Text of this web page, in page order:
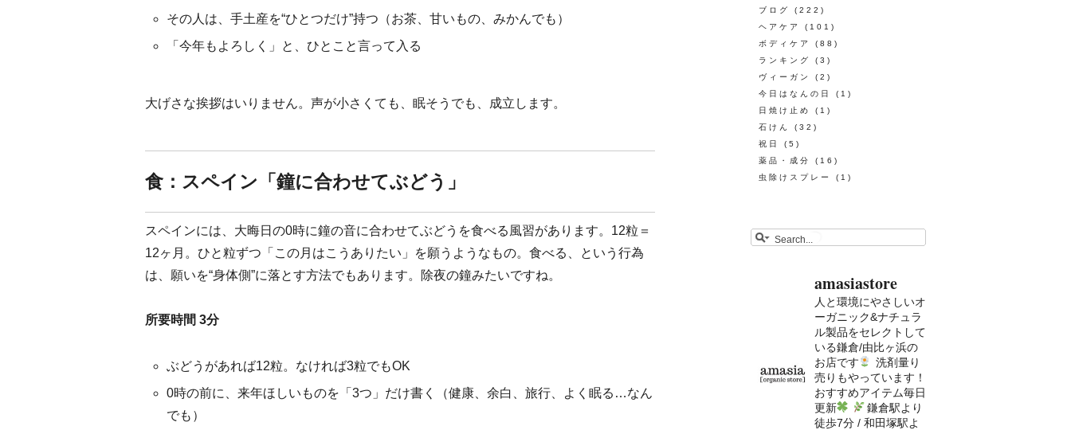
その人は、手土産を“ひとつだけ”持つ（お茶、甘いもの、みかんでも）
「今年もよろしく」と、ひとこと言って入る
大げさな挨拶はいりません。声が小さくても、眠そうでも、成立します。
食：スペイン「鐘に合わせてぶどう」
スペインには、大晦日の0時に鐘の音に合わせてぶどうを食べる風習があります。12粒＝
12ヶ月。ひと粒ずつ「この月はこうありたい」を願うようなもの。食べる、という行為
は、願いを“身体側”に落とす方法でもあります。除夜の鐘みたいですね。
所要時間 3分
ぶどうがあれば12粒。なければ3粒でもOK
0時の前に、来年ほしいものを「3つ」だけ書く（健康、余白、旅行、よく眠る…なん
でも）
ブログ
(222)
ヘアケア
(101)
ボディケア
(88)
ランキング
(3)
ヴィーガン
(2)
今日はなんの日
(1)
日焼け止め
(1)
石けん
(32)
祝日
(5)
薬品・成分
(16)
虫除けスプレー
(1)
amasiastore
人と環境にやさしいオ
ーガニック&ナチュラ
ル製品をセレクトして
いる鎌倉/由比ヶ浜の
お店です
洗剤量り
売りもやっています！
おすすめアイテム毎日
更新
鎌倉駅より
徒歩7分 / 和田塚駅よ